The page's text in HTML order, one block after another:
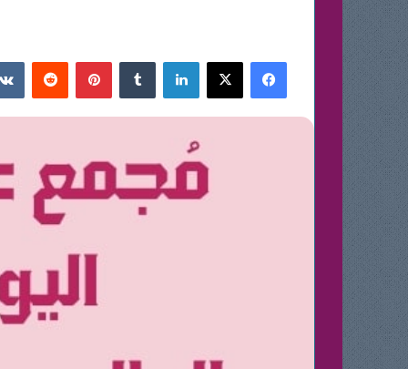
فيسبوك‫X لينكدإن بينتيريست